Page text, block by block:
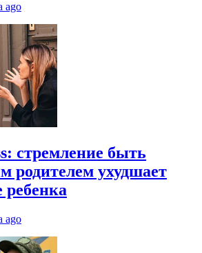
ago
стремление быть
родителем ухудшает
ребенка
ago